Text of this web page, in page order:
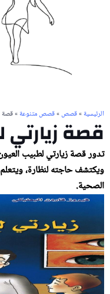
الرئيسية»قصص»قصص متنوعة» قصة
قصة زيارتي
تدور قصة زيارتي لطبيب
ويكتشف حاجته لنظارة، ويتعلم
الصحية.